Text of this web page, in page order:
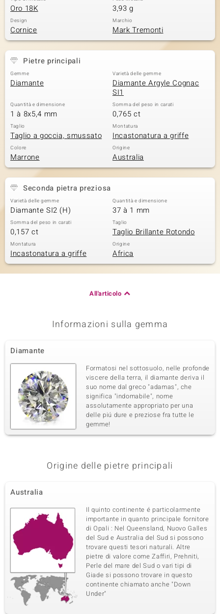
Oro 18K 3,93 g
Design
Cornice
Marchio
Mark Tremonti
Pietre principali
Gemme
Diamante
Varietà delle gemme
Diamante Argyle Cognac
SI1
Quantità e dimensione
1 à 8x5,4 mm
Somma del peso in carati
0,765 ct
Taglio
Taglio a goccia, smussato
Montatura
Incastonatura a griffe
Colore
Marrone
Origine
Australia
Seconda pietra preziosa
Varietà delle gemme
Diamante SI2 (H)
Quantità e dimensione
37 à 1 mm
Somma del peso in carati
0,157 ct
Taglio
Taglio Brillante Rotondo
Montatura
Incastonatura a griffe
Origine
Africa
All'articolo
Informazioni sulla gemma
Diamante
Formatosi nel sottosuolo, nelle profonde
viscere della terra, il diamante deriva il
suo nome dal greco "adamas", che
significa "indomabile", nome
assolutamente appropriato per una
delle piú dure e preziose fra tutte le
gemme!
Origine delle pietre principali
Australia
Il quinto continente é particolarmente
importante in quanto principale fornitore
di Opali : Nel Queensland, Nuovo Galles
del Sud e Australia del Sud si possono
trovare questi tesori naturali. Altre
pietre di valore come Zaffiri, Prehniti,
Perle del mare del Sud o vari tipi di
Giade si possono trovare in questo
continente chiamato anche "Down
Under"